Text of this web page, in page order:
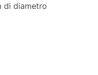
di diametro